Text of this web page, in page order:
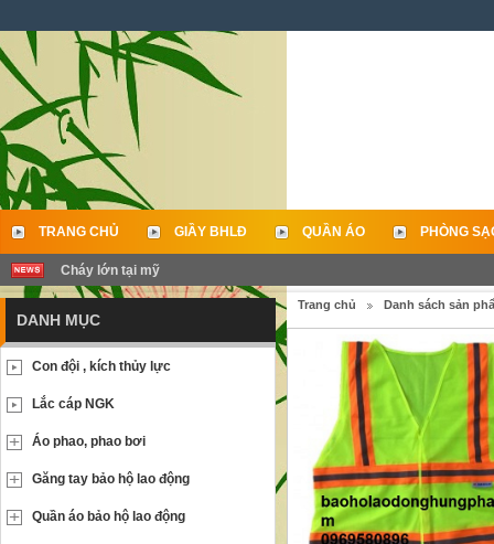
TRANG CHỦ GIẦY BHLĐ QUẦN ÁO PHÒNG
LIÊN HỆ
Cháy lớn tại mỹ
Trang chủ Danh sách sản
DANH MỤC
Con đội , kích thủy lực
Lắc cáp NGK
Áo phao, phao bơi
Găng tay bảo hộ lao động
Quần áo bảo hộ lao động